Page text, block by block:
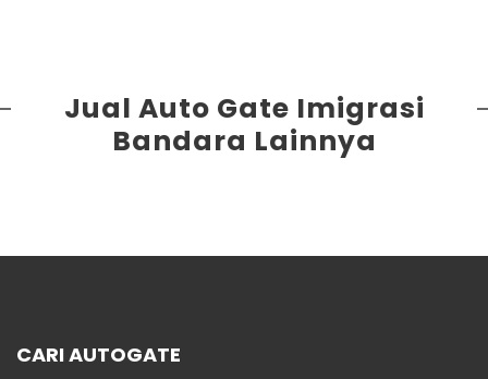
Jual Auto Gate Imigrasi
Bandara Lainnya
CARI AUTOGATE